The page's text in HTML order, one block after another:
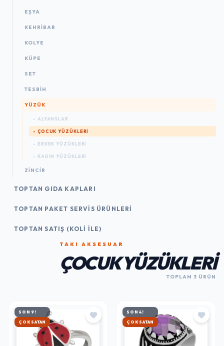
EŞYA
KEHRIBAR
KOLYE
KÜPE
SET
TESBIH
YÜZÜK
- ALYANSLAR
- ÇOCUK YÜZÜKLERI
- ERKEK YÜZÜKLERI
- KADIN YÜZÜKLERI
ZINCIR
TOPTAN GIDA KAPLARI
TOPTAN PAKET SERVIS ÜRÜNLERI
TOPTAN SATIŞ (KOLI İLE)
TAKI AKSESUAR
ÇOCUK YÜZÜKLERI
TOPLAM 3 ÜRÜN
SON 9!
ÇOK SATAN
SON 4!
ÇOK SATAN